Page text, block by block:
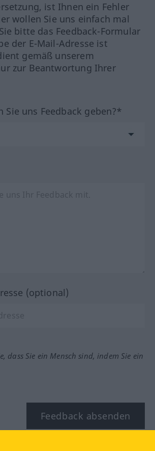
ist Ihnen ein Fehler
wollen Sie uns einfach mal
bitte das Feedback-Formular
der E-Mail-Adresse ist
gemäß unserem
zur Beantwortung Ihrer
Sie uns Feedback geben?*
(optional)
dass Sie ein Mensch sind, indem Sie ein
Feedback absenden